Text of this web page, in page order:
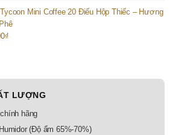
Mini Coffee 20 Điếu Hộp Thiếc – Hương
₫
LƯỢNG
hãng
(Độ ẩm 65%-70%)